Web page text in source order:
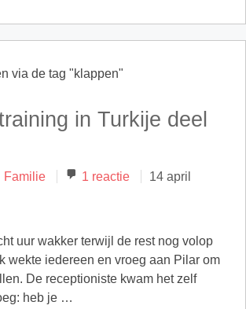
via de tag "klappen"
in Turkije deel
Categorieën
Familie 1 reactie
14 april
uur wakker terwijl de rest nog volop
wekte iedereen en vroeg aan Pilar om
De receptioniste kwam het zelf
heb je …